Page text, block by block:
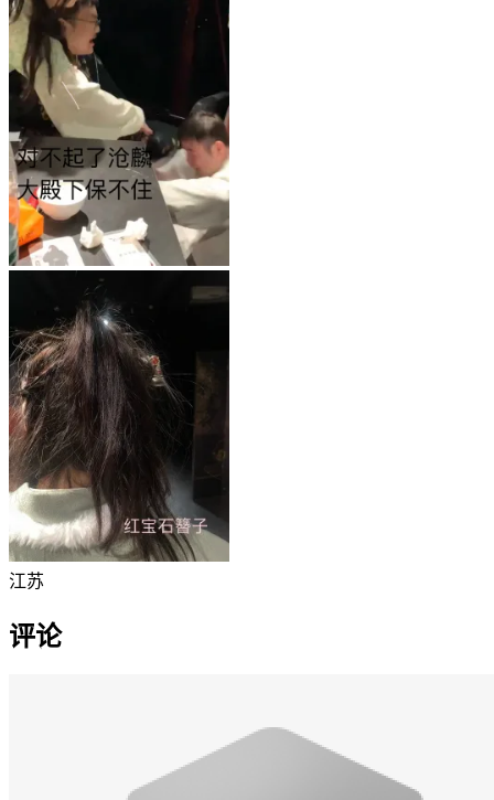
江苏
评论